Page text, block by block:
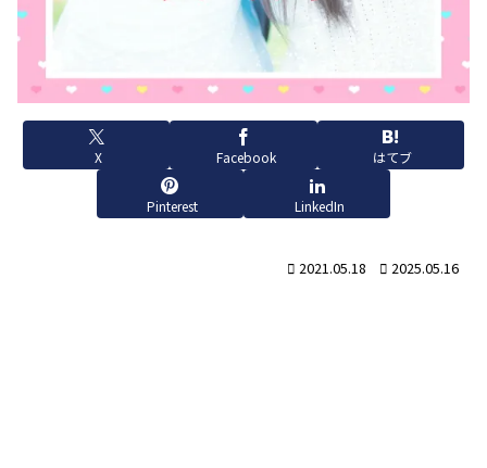
X Facebook はてブ
Pinterest LinkedIn
2021.05.18 2025.05.16